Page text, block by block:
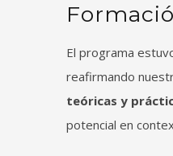
El programa
reafirmando
teóricas y
potencial en